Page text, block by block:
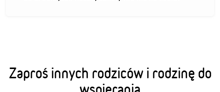
Zaproś innych rodziców i rodzinę do